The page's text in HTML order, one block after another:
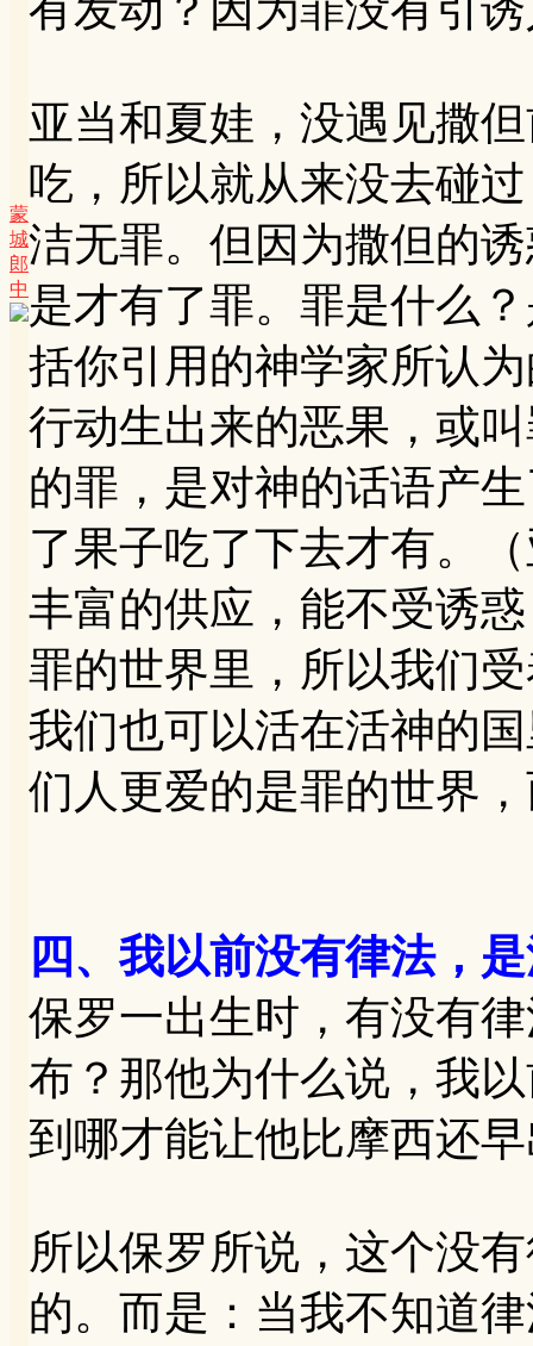
蒙
城
郎
中
亚当和夏娃，没遇见撒
吃，所以就从来没去碰
洁无罪。但因为撒但的
是才有了罪。罪是什么
括你引用的神学家所认
行动生出来的恶果，或
的罪，是对神的话语产
了果子吃了下去才有。
丰富的供应，能不受诱
罪的世界里，所以我们
我们也可以活在活神的
们人更爱的是罪的世界
四、我以前没有律法，
保罗一出生时，有没有
布？那他为什么说，我
到哪才能让他比摩西还
所以保罗所说，这个没
的。而是：当我不知道